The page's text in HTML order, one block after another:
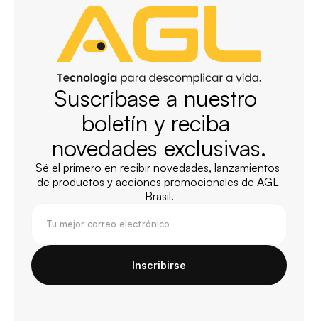
Suscríbase a nuestro
boletín y reciba
novedades exclusivas.
Sé el primero en recibir novedades, lanzamientos
de productos y acciones promocionales de AGL
Brasil.
Inscribirse